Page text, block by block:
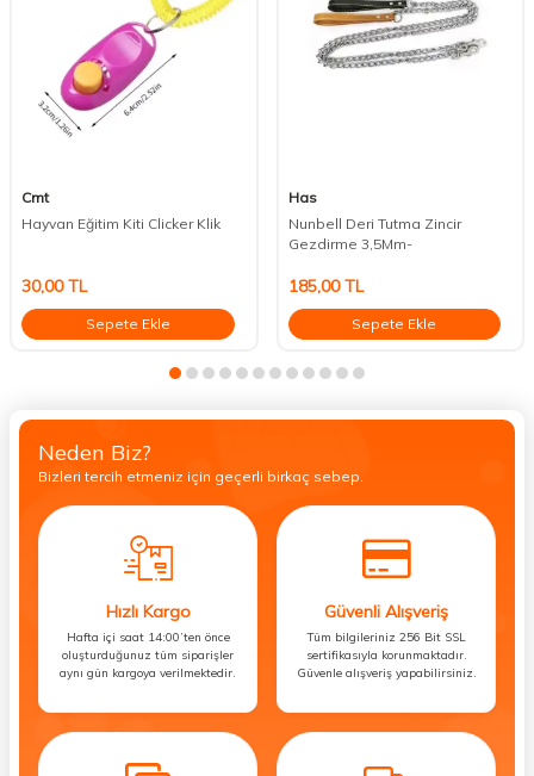
Cmt
Hayvan Eğitim Kiti Clicker Klik
30,00TL
Sepete Ekle
Has
Nunbell Deri Tutma Zincir
Gezdirme 3,5Mm-
185,00TL
Sepete Ekle
Neden Biz?
Bizleri tercih etmeniz için geçerli birkaç sebep.
Hızlı Kargo
Hafta içi saat 14:00’ten önce
oluşturduğunuz tüm siparişler
aynı gün kargoya verilmektedir.
Güvenli Alışveriş
Tüm bilgileriniz 256 Bit SSL
sertifikasıyla korunmaktadır.
Güvenle alışveriş yapabilirsiniz.